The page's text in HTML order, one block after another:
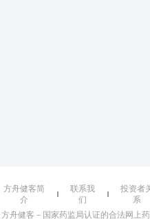
方舟健客简
介
联系我
们
投资者
系
方舟健客－国家药监局认证的合法网上